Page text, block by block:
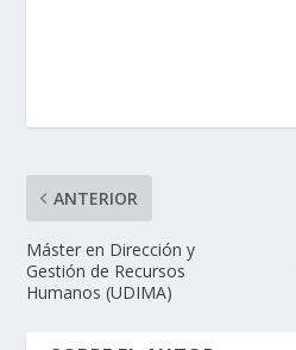
ANTERIOR
Máster en Dirección y
Gestión de Recursos
Humanos (UDIMA)